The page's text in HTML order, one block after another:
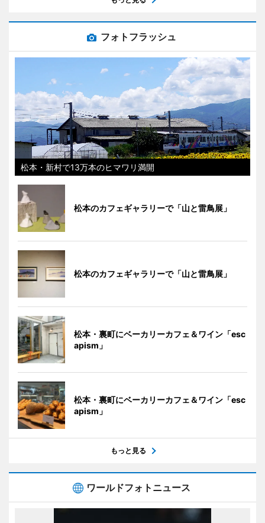
フォトフラッシュ
松本・新村で13万本のヒマワリ満開
松本のカフェギャラリーで「山と雷鳥展」
松本のカフェギャラリーで「山と雷鳥展」
松本・裏町にベーカリーカフェ＆ワイン「esc
apism」
松本・裏町にベーカリーカフェ＆ワイン「esc
apism」
もっと見る
ワールドフォトニュース